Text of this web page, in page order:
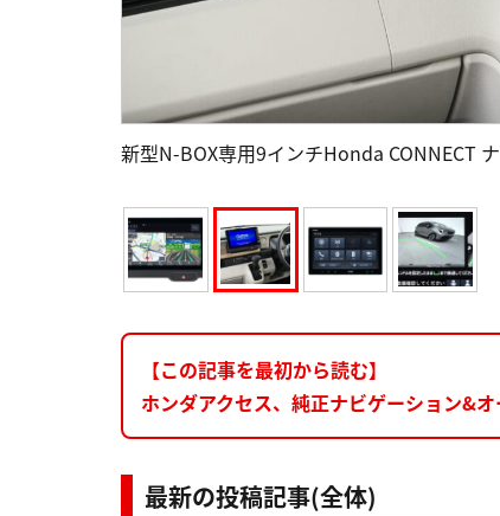
新型N-BOX専用9インチHonda CONNECT
【この記事を最初から読む】
ホンダアクセス、純正ナビゲーション&
最新の投稿記事(全体)